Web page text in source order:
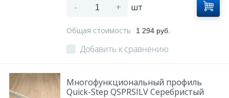
- + шт
Общая стоимость 1 294 руб.
Добавить к сравнению
Многофункциональный профиль
Quick-Step QSPRSILV Серебристый